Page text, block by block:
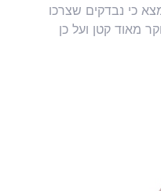
כי נבדקים שצרכו
מאוד קטן ועל כן